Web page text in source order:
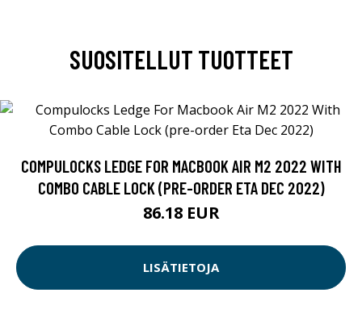
SUOSITELLUT TUOTTEET
COMPULOCKS LEDGE FOR MACBOOK AIR M2 2022 WITH
COMBO CABLE LOCK (PRE-ORDER ETA DEC 2022)
86.18 EUR
LISÄTIETOJA